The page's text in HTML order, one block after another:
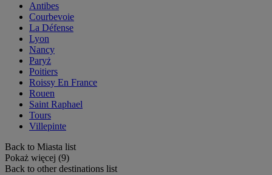
Antibes
Courbevoie
La Défense
Lyon
Nancy
Paryż
Poitiers
Roissy En France
Rouen
Saint Raphael
Tours
Villepinte
Back to Miasta list
Pokaż więcej (9)
Back to other destinations list